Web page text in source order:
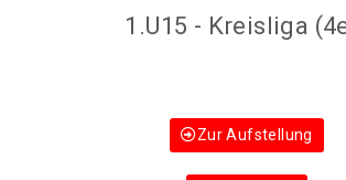
1.U15 - Kreisliga
Zur Aufstellung